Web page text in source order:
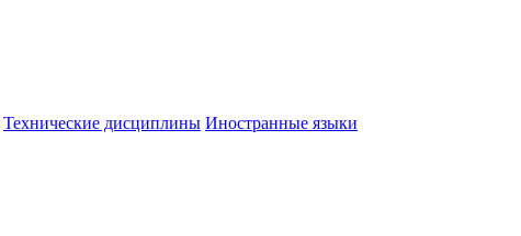
Технические дисциплины Иностранные языки